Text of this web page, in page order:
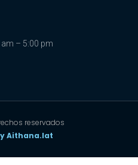
– 5:00 pm
reservados
Aithana.lat